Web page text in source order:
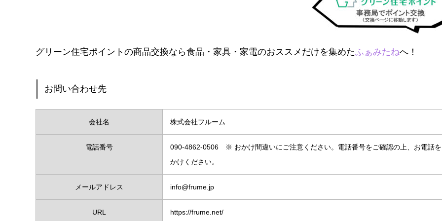
グリーン住宅ポイントの商品交換なら食品・家具・家電のおススメだけを集めたふぁみたねへ！
お問い合わせ先
会社名 株式会社フルーム
電話番号
090-4862-0506 ※ おかけ間違いにご注意ください。電話番号をご確認の上、お電話
かけください。
メールアドレス info@frume.jp
URL https://frume.net/